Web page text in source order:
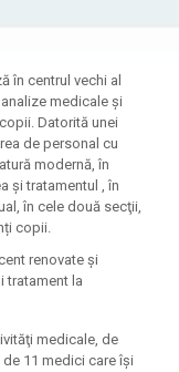
în centrul vechi al
medicale şi
Datorită unei
de personal cu
modernă, în
şi tratamentul , în
în cele două secţii,
copii.
renovate şi
tratament la
medicale, de
11 medici care îşi